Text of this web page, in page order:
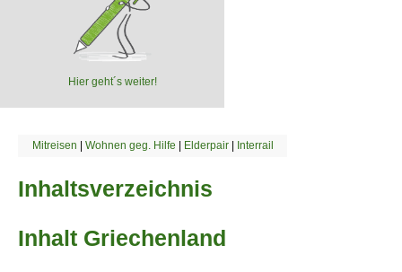
Hier geht´s weiter!
Mitreisen | Wohnen geg. Hilfe | Elderpair| Interrail
Inhaltsverzeichnis
Inhalt Griechenland